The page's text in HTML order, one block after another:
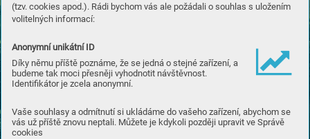
(tzv. cookies apod.). Rádi bychom vás ale požádali o souhlas s uložením
volitelných informací:
Anonymní unikátní ID
Díky němu příště poznáme, že se jedná o stejné zařízení, a
budeme tak moci přesněji vyhodnotit návštěvnost.
Identifikátor je zcela anonymní.
Vaše souhlasy a odmítnutí si ukládáme do vašeho zařízení, abychom se
vás už příště znovu neptali. Můžete je kdykoli později upravit ve Správě
cookies